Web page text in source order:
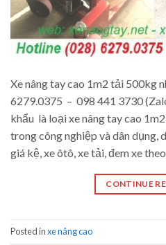
Xe nâng tay cao 1m2 tải 500kg
6279.0375 – 098 441 3730
khẩu là loại xe nâng tay cao
trong công nghiệp và dân dụng,
giá kệ, xe ôtô, xe tải, đem xe
CONTINUE
Posted inxe nâng cao